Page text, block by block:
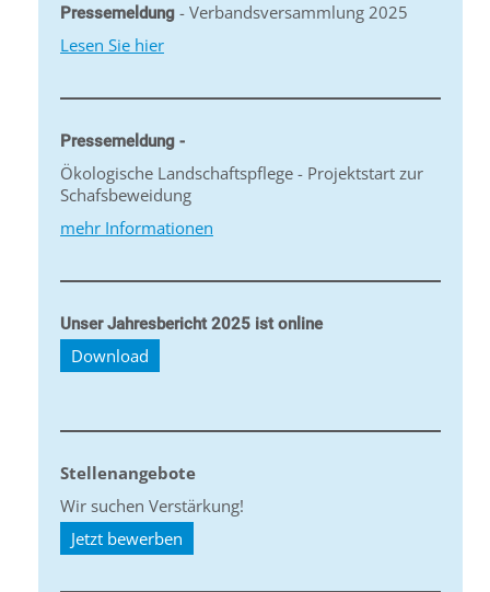
Pressemeldung - Verbandsversammlung 2025
Lesen Sie hier
Pressemeldung -
Ökologische Landschaftspflege - Projektstart zur
Schafsbeweidung
mehr Informationen
Unser Jahresbericht 2025 ist online
Download
Stellenangebote
Wir suchen Verstärkung!
Jetzt bewerben